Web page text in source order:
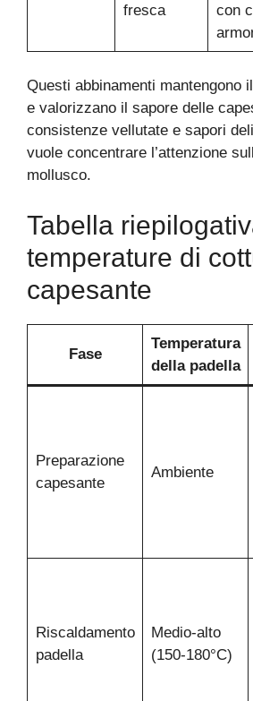
fresca
con
Questi abbinamenti mantengono
e valorizzano il sapore delle
consistenze vellutate e sapori
vuole concentrare l’attenzione
mollusco.
Tabella
temperature di
capesante
Fase
Temperatura
della padella
Preparazione
capesante
Ambiente
Riscaldamento
padella
Medio-alto
(150-180°C)